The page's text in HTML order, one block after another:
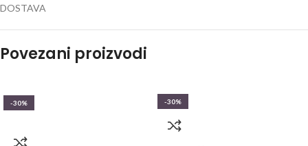
DOSTAVA
Povezani proizvodi
-30% -30%